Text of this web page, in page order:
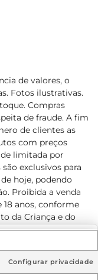
de valores, o
Fotos ilustrativas.
Compras
de fraude. A fim
de clientes as
com preços
limitada por
exclusivos para
hoje, podendo
Proibida a venda
18 anos, conforme
da Criança e do
para o
on-line é de R$
Configurar privacidade